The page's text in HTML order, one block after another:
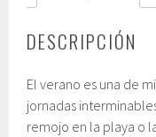
DESCRIPCIÓN
El verano es una de
jornadas
remojo en la playa o